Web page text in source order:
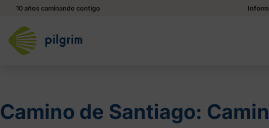
10 años caminando contigo
Camino de Santiago: